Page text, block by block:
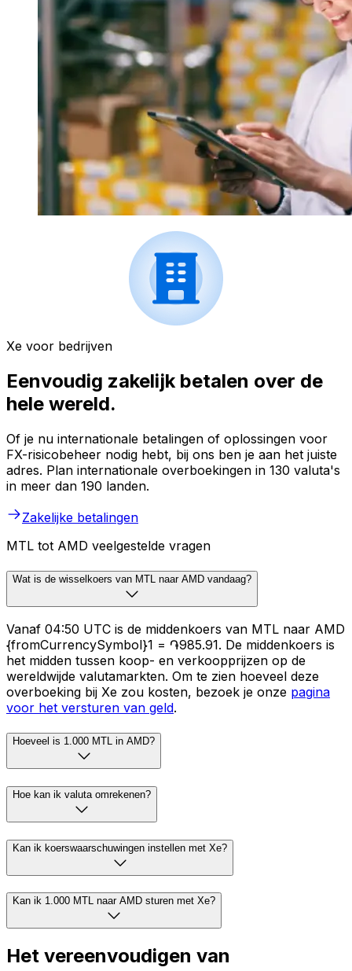
Xe voor bedrijven
Eenvoudig zakelijk betalen over de
hele wereld.
Of je nu internationale betalingen of oplossingen voor
FX-risicobeheer nodig hebt, bij ons ben je aan het juiste
adres. Plan internationale overboekingen in 130 valuta's
in meer dan 190 landen.
Zakelijke betalingen
MTL tot AMD veelgestelde vragen
Wat is de wisselkoers van MTL naar AMD vandaag?
Vanaf 04:50 UTC is de middenkoers van MTL naar AMD
{fromCurrencySymbol}1 = ֏985.91. De middenkoers is
het midden tussen koop- en verkoopprijzen op de
wereldwijde valutamarkten. Om te zien hoeveel deze
overboeking bij Xe zou kosten, bezoek je onze pagina
voor het versturen van geld.
Hoeveel is 1.000 MTL in AMD?
Hoe kan ik valuta omrekenen?
Kan ik koerswaarschuwingen instellen met Xe?
Kan ik 1.000 MTL naar AMD sturen met Xe?
Het vereenvoudigen van